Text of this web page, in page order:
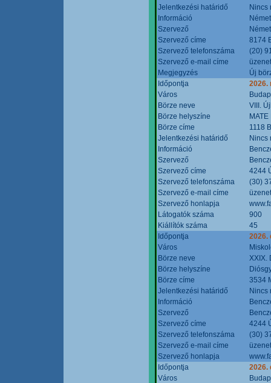
Jelentkezési határidő
Nincs
Információ
Szervező
Szervező címe
8174
Szervező telefonszáma
(20)
Szervező e-mail címe
Megjegyzés
Új
Időpontja
2026.
Város
Börze neve
VIII.
Börze helyszíne
Börze címe
1118
Jelentkezési határidő
Nincs
Információ
Szervező
Szervező címe
4244
Szervező telefonszáma
(30)
Szervező e-mail címe
Szervező honlapja
Látogatók száma
900
Kiállítók száma
45
Időpontja
2026.
Város
Börze neve
XXIX.
Börze helyszíne
Börze címe
3534
Jelentkezési határidő
Nincs
Információ
Szervező
Szervező címe
4244
Szervező telefonszáma
(30)
Szervező e-mail címe
Szervező honlapja
Időpontja
2026.
Város